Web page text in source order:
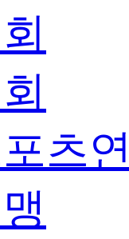
츠